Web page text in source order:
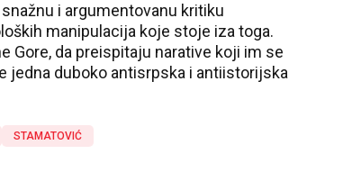
i argumentovanu kritiku
manipulacija koje stoje iza toga.
Gore, da preispitaju narative koji im se
jedna duboko antisrpska i antiistorijska
STAMATOVIĆ